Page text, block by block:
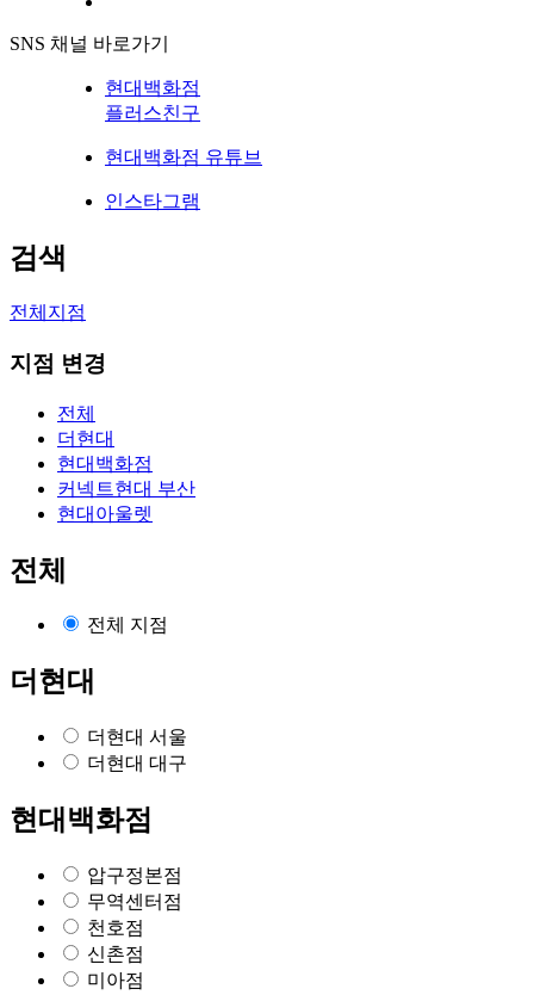
SNS 채널 바로가기
현대백화점
플러스친구
현대백화점 유튜브
인스타그램
검색
전체지점
지점 변경
전체
더현대
현대백화점
커넥트현대 부산
현대아울렛
전체
전체 지점
더현대
더현대 서울
더현대 대구
현대백화점
압구정본점
무역센터점
천호점
신촌점
미아점